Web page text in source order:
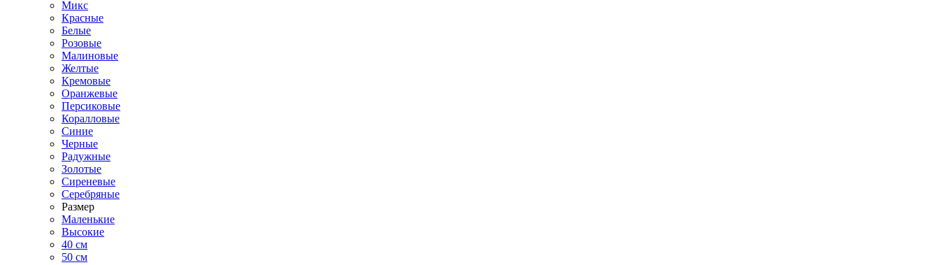
Микс
Красные
Белые
Розовые
Малиновые
Желтые
Кремовые
Оранжевые
Персиковые
Коралловые
Синие
Черные
Радужные
Золотые
Сиреневые
Серебряные
Размер
Маленькие
Высокие
40 см
50 см